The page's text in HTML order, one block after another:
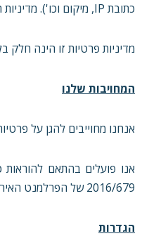
כתובת IP, מיקום וכו'). מדיניות הפרטיות חלה על המידע האישי וכן על המידע שאיננו בגדר מידע אישי (המידע כמפורט לעיל וכן מידע אישי, יחדיו "
מדיניות פרטיות זו הינה חלק
המחויבות שלנו
אנחנו מחוייבים להגן על
2016/679 של הפרלמנט האירופי ושל המועצה להגנה על אישיויות משפטיות טבעיות בדבר עיבוד מידע אישי ועל התנועה החופשית של מידע).
הגדרות